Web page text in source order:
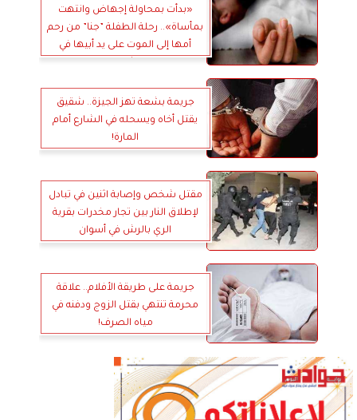
«بدأت بمحاولة إجهاض وانتهت
بمأساة».. رحلة الطفلة ”جنا” من رحم
أمها إلى الموت على يد أبيها في
جريمة بشعة تهز الجيزة.. شقيق
يقتل أخاه ويسحله في الشارع أمام
المارة!
مقتل شخص وإصابة اثنين في تبادل
لإطلاق النار بين تجار مخدرات بقرية
الري بالرش في أسوان
جريمة على طريقة الأفلام.. علاقة
محرمة تنتهي بقتل الزوج ودفنه في
مياه الصرف!